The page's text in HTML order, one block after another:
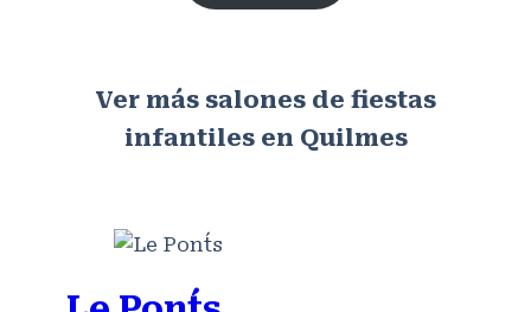
Ver más salones de fiestas
infantiles en Quilmes